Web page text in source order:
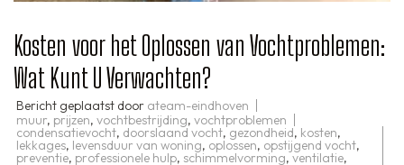
Kosten voor het Oplossen van Vochtproblemen:
Wat Kunt U Verwachten?
Bericht geplaatst door ateam-eindhoven
muur, prijzen, vochtbestrijding, vochtproblemen
condensatievocht, doorslaand vocht,gezondheid, kosten,
lekkages, levensduur van woning, oplossen, opstijgend vocht,
preventie, professionele hulp, schimmelvorming,ventilatie,